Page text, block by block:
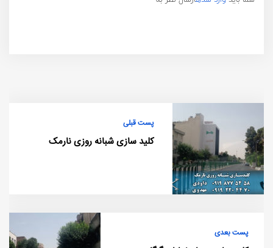
پست قبلی
کلید سازی شبانه روزی نارمک
پست بعدی